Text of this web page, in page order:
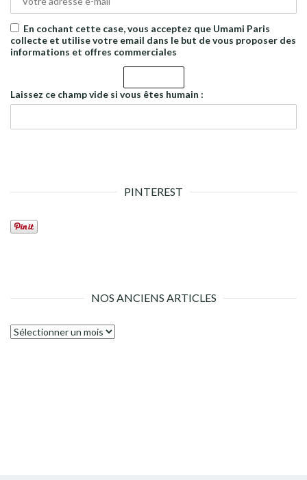
En cochant cette case, vous acceptez que Umami Paris
collecte et utilise votre email dans le but de vous proposer des
informations et offres commerciales
Laissez ce champ vide si vous êtes humain :
PINTEREST
NOS ANCIENS ARTICLES
Nos